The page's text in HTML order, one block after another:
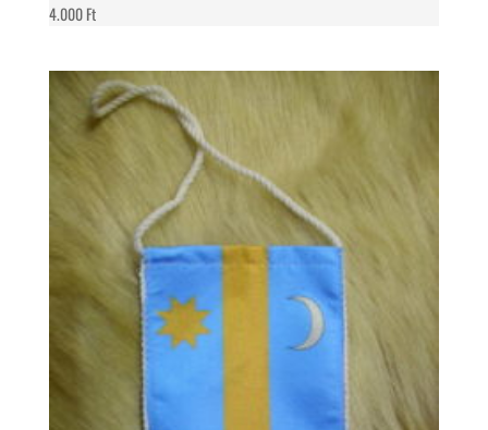
4.000Ft